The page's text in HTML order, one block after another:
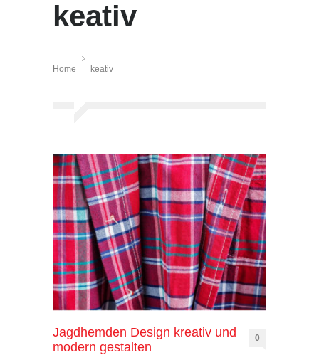
keativ
Home keativ
Jagdhemden Design kreativ und
modern gestalten
0